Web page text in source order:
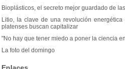
Bioplásticos, el secreto mejor guardado de
Litio, la clave de una revolución energética
platenses buscan capitalizar
"No hay que tener miedo a poner la ciencia
La foto del domingo
Enlaces